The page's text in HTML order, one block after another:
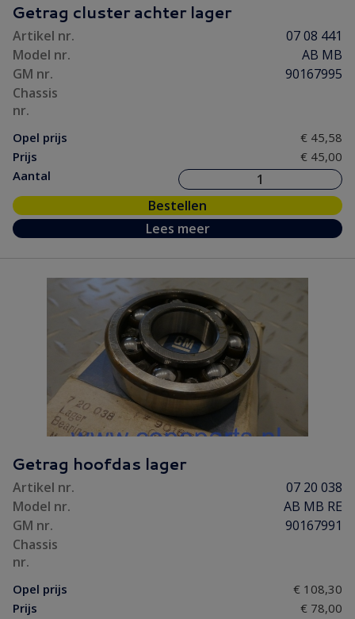
Getrag cluster achter lager
Artikel nr.
07 08 441
Model nr.
AB MB
GM nr.
90167995
Chassis
nr.
Opel prijs
€ 45,58
Prijs
€ 45,00
Aantal
Bestellen
Lees meer
Getrag hoofdas lager
Artikel nr.
07 20 038
Model nr.
AB MB RE
GM nr.
90167991
Chassis
nr.
Opel prijs
€ 108,30
Prijs
€ 78,00